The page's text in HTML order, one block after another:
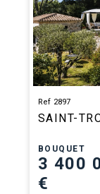
Ref 2897
SAINT-
BOUQUET
3 400
€